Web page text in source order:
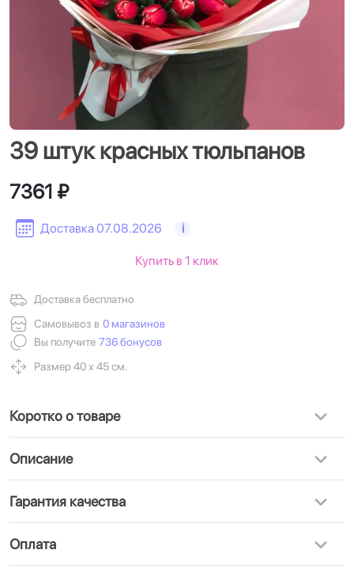
39 штук красных тюльпанов
Доставка 07.08.2026 i
7361 ₽
Доставка бесплатно
Самовывоз в 0 магазинов
Вы получите 736 бонусов
Размер 40 х 45 см.
Купить в 1 клик
Коротко о товаре
Описание
Гарантия качества
Оплата